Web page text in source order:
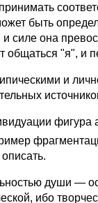
быть
силе она
общаться "я", и
и
души —
ибо